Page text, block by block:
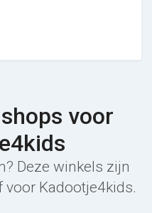
voor
Deze winkels zijn
Kadootje4kids.